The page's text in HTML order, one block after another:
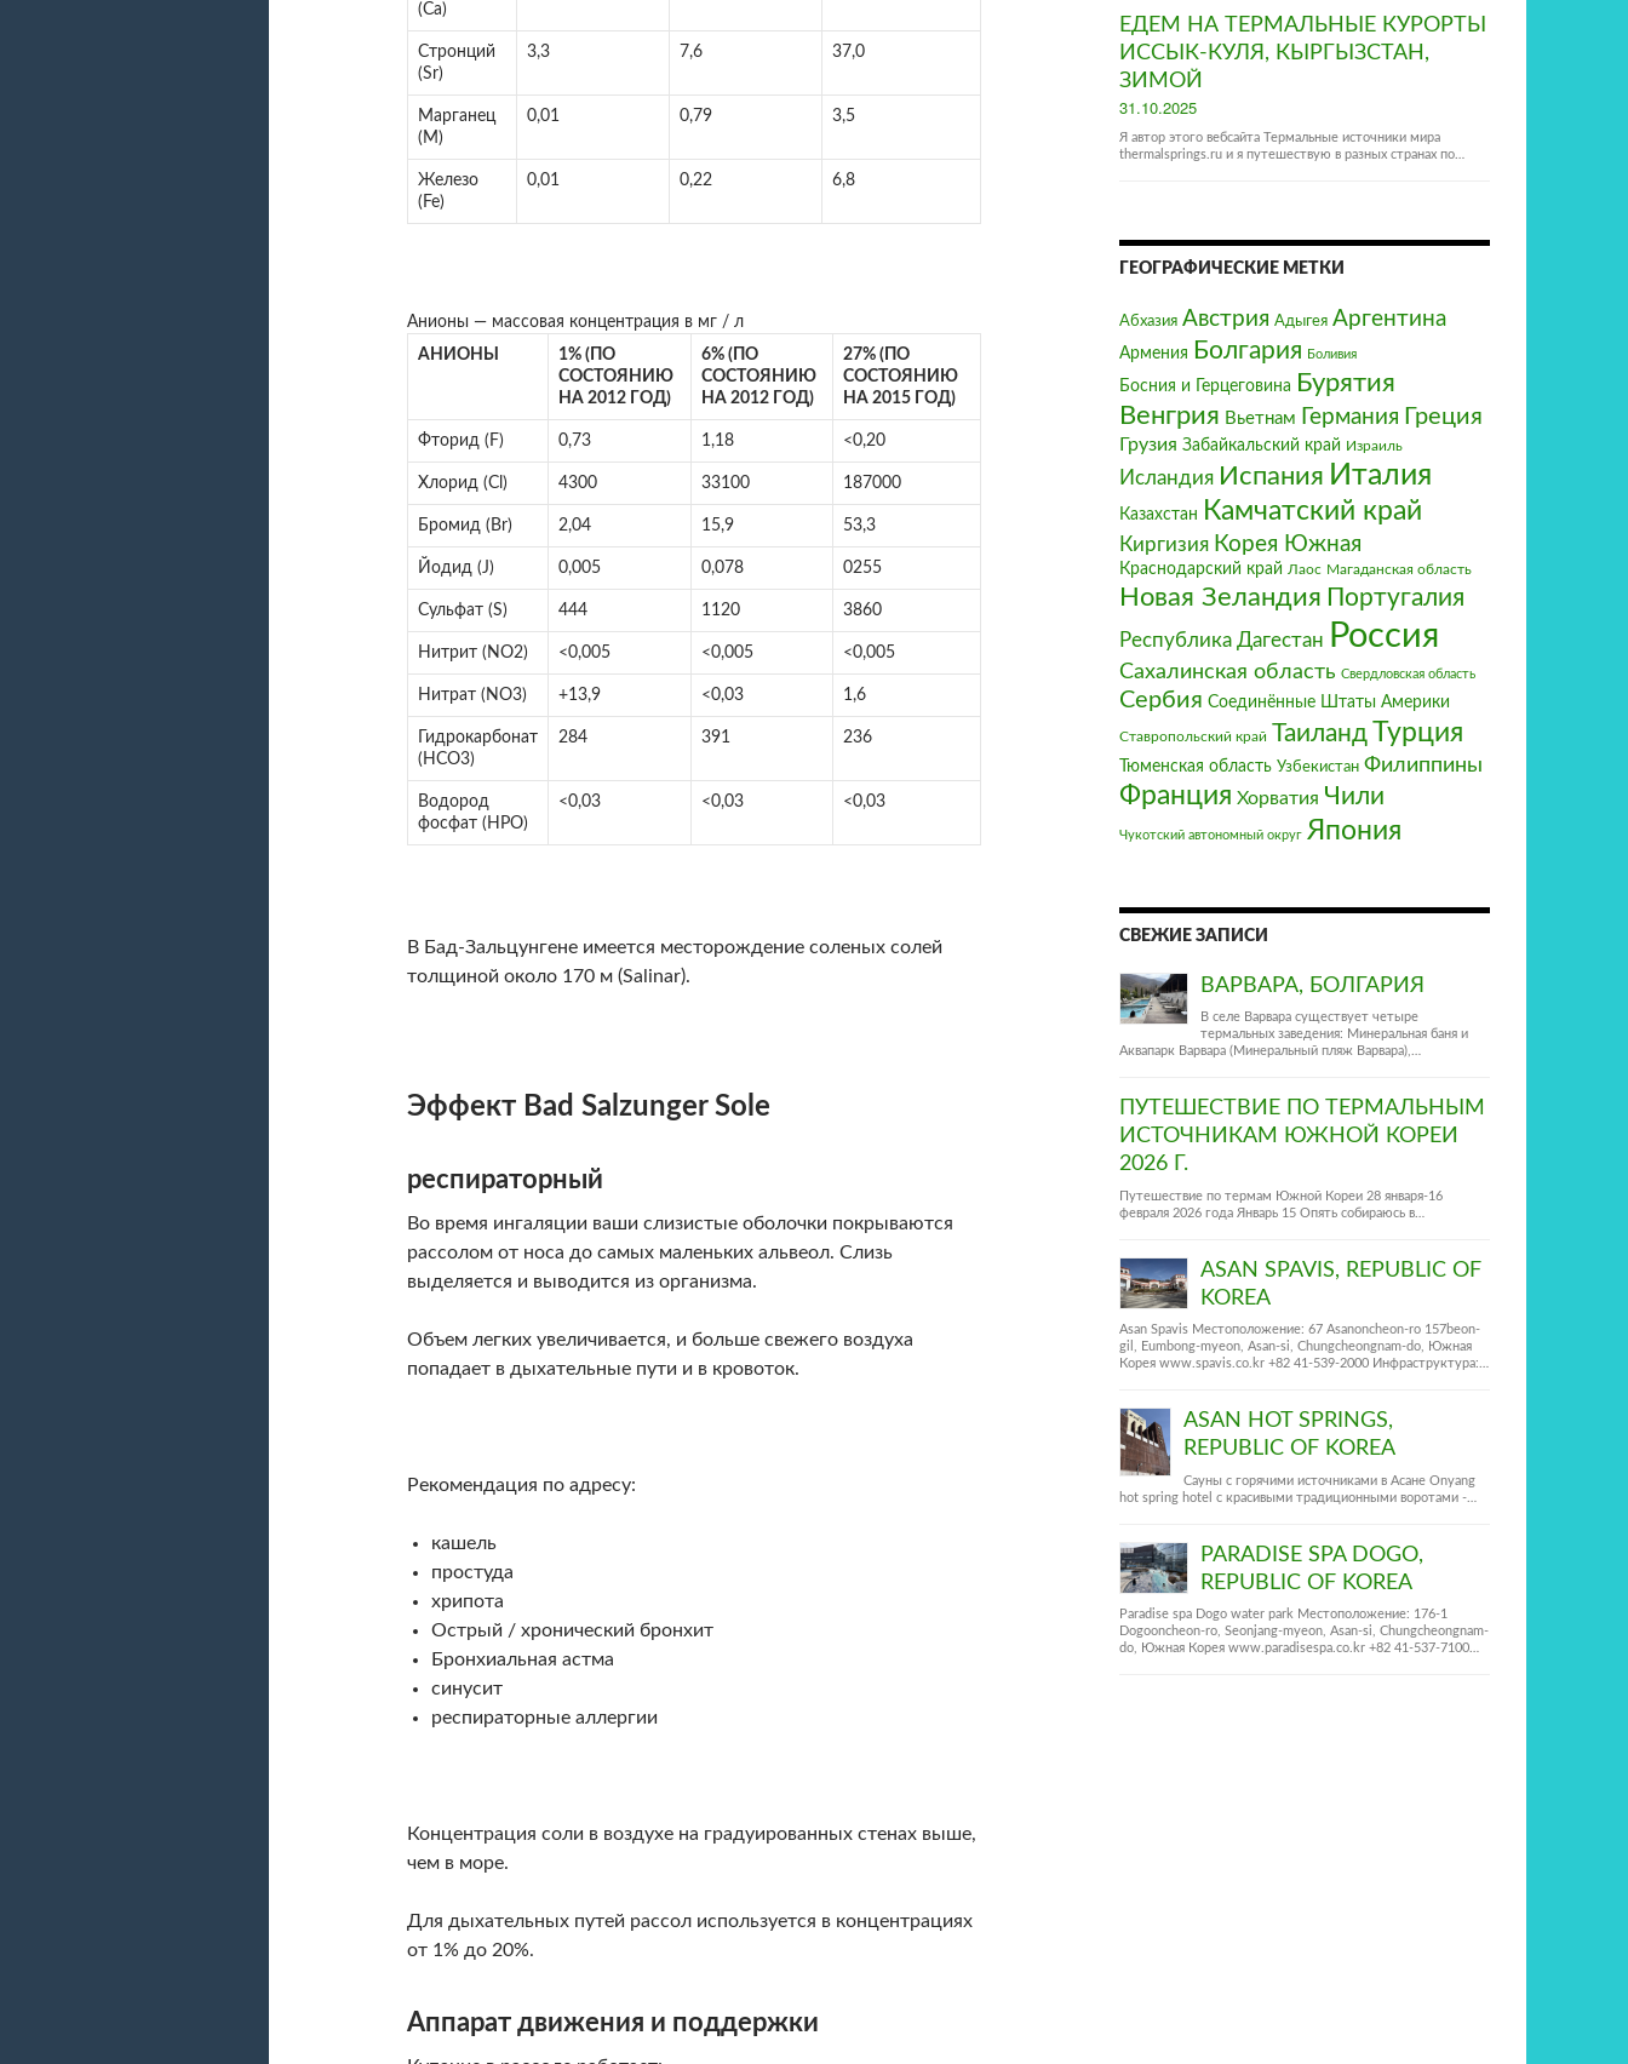
(Ca)
Стронций
(Sr)
3,3 7,6 37,0
Марганец
(М)
0,01 0,79 3,5
Железо
(Fe)
0,01 0,22 6,8
Анионы — массовая концентрация в мг / л
АНИОНЫ
1% (ПО
СОСТОЯНИЮ
НА 2012 ГОД)
6% (ПО
СОСТОЯНИЮ
НА 2012 ГОД)
27% (ПО
СОСТОЯНИЮ
НА 2015 ГОД)
Фторид (F) 0,73 1,18 <0,20
Хлорид (Cl) 4300 33100 187000
Бромид (Br) 2,04 15,9 53,3
Йодид (J) 0,005 0,078 0255
Сульфат (S) 444 1120 3860
Нитрит (NO2) <0,005 <0,005 <0,005
Нитрат (NO3) +13,9 <0,03 1,6
Гидрокарбонат
(HCO3)
284 391 236
Водород
фосфат (HPO)
<0,03 <0,03 <0,03
В Бад-Зальцунгене имеется месторождение соленых солей
толщиной около 170 м (Salinar).
Эффект Bad Salzunger Sole
респираторный
Во время ингаляции ваши слизистые оболочки покрываются
рассолом от носа до самых маленьких альвеол. Слизь
выделяется и выводится из организма.
Объем легких увеличивается, и больше свежего воздуха
попадает в дыхательные пути и в кровоток.
Рекомендация по адресу:
кашель
простуда
хрипота
Острый / хронический бронхит
Бронхиальная астма
синусит
респираторные аллергии
Концентрация соли в воздухе на градуированных стенах выше,
чем в море.
Для дыхательных путей рассол используется в концентрациях
от 1% до 20%.
Аппарат движения и поддержки
ЕДЕМ НА ТЕРМАЛЬНЫЕ КУРОРТЫ
ИССЫК-КУЛЯ, КЫРГЫЗСТАН,
ЗИМОЙ
Posted
on
31.10.2025
Я автор этого вебсайта Термальные источники мира
thermalsprings.ru и я путешествую в разных странах по…
ГЕОГРАФИЧЕСКИЕ МЕТКИ
Абхазия Австрия‎ Адыгея Аргентина
Армения Болгария‎ Боливия
Босния и Герцеговина Бурятия
Венгрия Вьетнам Германия Греция
Грузия Забайкальский край Израиль
Исландия Испания Италия‎
Казахстан Камчатский край
Киргизия Корея Южная
Краснодарский край Лаос Магаданская область
Новая Зеландия Португалия
Республика Дагестан Россия
Сахалинская область Свердловская область
Сербия Соединённые Штаты Америки
Ставропольский край ТаиландТурция
Тюменская область Узбекистан Филиппины
Франция‎ Хорватия Чили
Чукотский автономный округ Япония
СВЕЖИЕ ЗАПИСИ
ВАРВАРА, БОЛГАРИЯ
В селе Варвара существует четыре
термальных заведения: Минеральная баня и
Аквапарк Варвара (Минеральный пляж Варвара),…
ПУТЕШЕСТВИЕ ПО ТЕРМАЛЬНЫМ
ИСТОЧНИКАМ ЮЖНОЙ КОРЕИ
2026 Г.
Путешествие по термам Южной Кореи 28 января-16
февраля 2026 года Январь 15 Опять собираюсь в…
ASAN SPAVIS, REPUBLIC OF
KOREA
Asan Spavis Местоположение: 67 Asanoncheon-ro 157beon-
gil, Eumbong-myeon, Asan-si, Chungcheongnam-do, Южная
Корея www.spavis.co.kr +82 41-539-2000 Инфраструктура:…
ASAN HOT SPRINGS,
REPUBLIC OF KOREA
Сауны с горячими источниками в Асане Onyang
hot spring hotel c красивыми традиционными воротами -…
PARADISE SPA DOGO,
REPUBLIC OF KOREA
Paradise spa Dogo water park Местоположение: 176-1
Dogooncheon-ro, Seonjang-myeon, Asan-si, Chungcheongnam-
do, Южная Корея www.paradisespa.co.kr +82 41-537-7100…